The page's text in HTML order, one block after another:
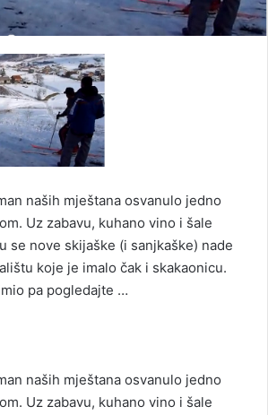
naših mještana osvanulo jedno
Uz zabavu, kuhano vino i šale
se nove skijaške (i sanjkaške) nade
koje je imalo čak i skakaonicu.
pa pogledajte …
naših mještana osvanulo jedno
Uz zabavu, kuhano vino i šale